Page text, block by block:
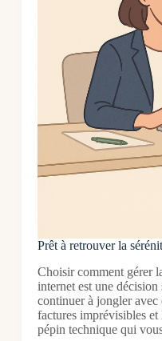
Prêt à retrouver la
Choisir comment gérer
internet est une
continuer à jongler avec
factures imprévisibles et
pépin technique qui